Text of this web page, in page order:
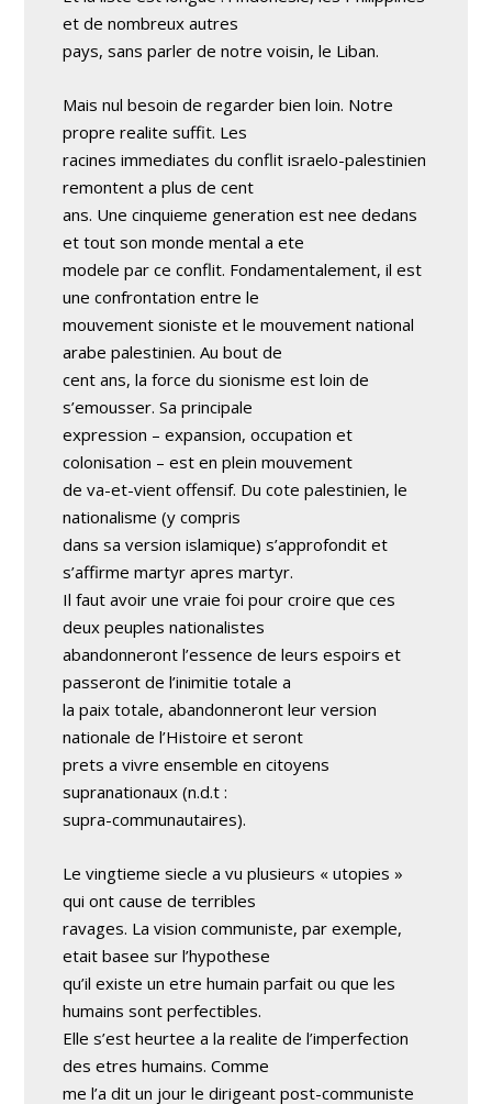
et de nombreux autres
pays, sans parler de notre voisin, le Liban.
Mais nul besoin de regarder bien loin. Notre
propre realite suffit. Les
racines immediates du conflit israelo-palestinien
remontent a plus de cent
ans. Une cinquieme generation est nee dedans
et tout son monde mental a ete
modele par ce conflit. Fondamentalement, il est
une confrontation entre le
mouvement sioniste et le mouvement national
arabe palestinien. Au bout de
cent ans, la force du sionisme est loin de
s’emousser. Sa principale
expression – expansion, occupation et
colonisation – est en plein mouvement
de va-et-vient offensif. Du cote palestinien, le
nationalisme (y compris
dans sa version islamique) s’approfondit et
s’affirme martyr apres martyr.
Il faut avoir une vraie foi pour croire que ces
deux peuples nationalistes
abandonneront l’essence de leurs espoirs et
passeront de l’inimitie totale a
la paix totale, abandonneront leur version
nationale de l’Histoire et seront
prets a vivre ensemble en citoyens
supranationaux (n.d.t :
supra-communautaires).
Le vingtieme siecle a vu plusieurs « utopies »
qui ont cause de terribles
ravages. La vision communiste, par exemple,
etait basee sur l’hypothese
qu’il existe un etre humain parfait ou que les
humains sont perfectibles.
Elle s’est heurtee a la realite de l’imperfection
des etres humains. Comme
me l’a dit un jour le dirigeant post-communiste